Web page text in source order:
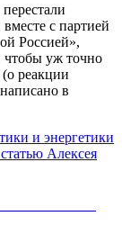
с партией
Россией»,
чтобы уж точно
реакции
в
и энергетики
Алексея